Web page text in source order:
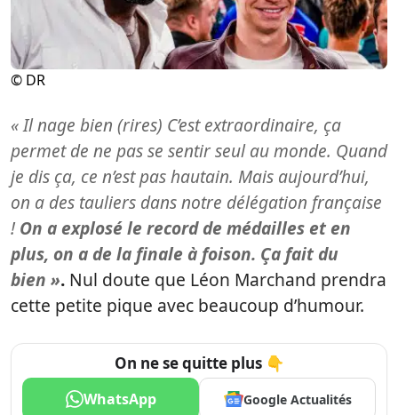
© DR
« Il nage bien (rires) C’est extraordinaire, ça
permet de ne pas se sentir seul au monde. Quand
je dis ça, ce n’est pas hautain. Mais aujourd’hui,
on a des tauliers dans notre délégation française
!On a explosé le record de médailles et en
plus, on a de la finale à foison. Ça fait du
bien ». Nul doute que Léon Marchand prendra
cette petite pique avec beaucoup d’humour.
On ne se quitte plus 👇
WhatsApp Google Actualités